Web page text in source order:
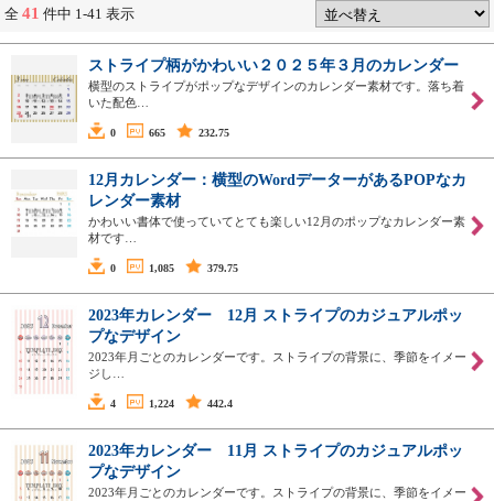
全 41 件中 1-41 表示
ストライプ柄がかわいい２０２５年３月のカレンダー
横型のストライプがポップなデザインのカレンダー素材です。落ち着
いた配色…
0 665 232.75
12月カレンダー：横型のWordデーターがあるPOPなカ
レンダー素材
かわいい書体で使っていてとても楽しい12月のポップなカレンダー素
材です…
0 1,085 379.75
2023年カレンダー 12月 ストライプのカジュアルポッ
プなデザイン
2023年月ごとのカレンダーです。ストライプの背景に、季節をイメー
ジし…
4 1,224 442.4
2023年カレンダー 11月 ストライプのカジュアルポッ
プなデザイン
2023年月ごとのカレンダーです。ストライプの背景に、季節をイメー